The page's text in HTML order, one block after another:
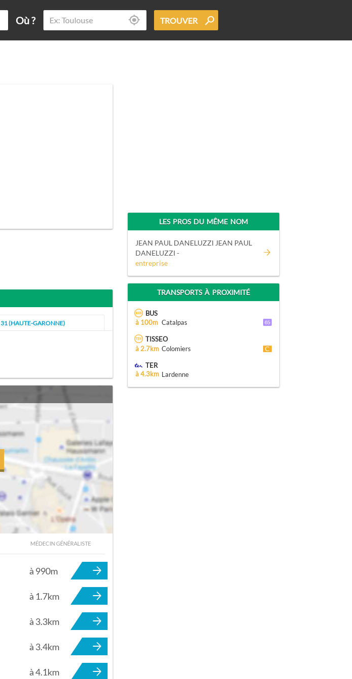
Où ? TROUVER
31 (HAUTE-GARONNE)
MÉDECIN GÉNÉRALISTE
à 990m
à 1.7km
à 3.3km
à 3.4km
à 4.1km
LES PROS DU MÊME NOM
JEAN PAUL DANELUZZI JEAN PAUL
DANELUZZI -
entreprise
TRANSPORTS À PROXIMITÉ
BUS
à 100m Catalpas
TISSEO
à 2.7km Colomiers
TER
à 4.3km
Lardenne